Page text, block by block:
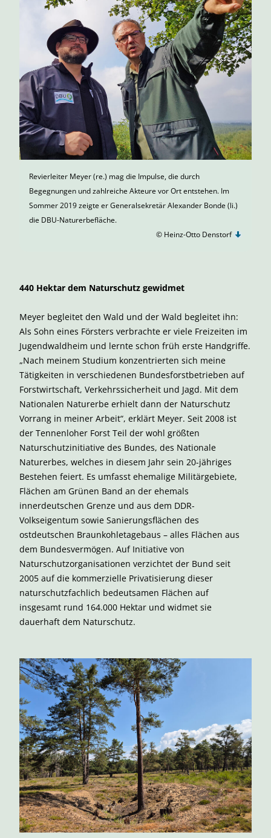
Revierleiter Meyer (re.) mag die Impulse, die durch
Begegnungen und zahlreiche Akteure vor Ort entstehen. Im
Sommer 2019 zeigte er Generalsekretär Alexander Bonde (li.)
die DBU-Naturerbefläche.
© Heinz-Otto Denstorf
440 Hektar dem Naturschutz gewidmet
Meyer begleitet den Wald und der Wald begleitet ihn:
Als Sohn eines Försters verbrachte er viele Freizeiten im
Jugendwaldheim und lernte schon früh erste Handgriffe.
„Nach meinem Studium konzentrierten sich meine
Tätigkeiten in verschiedenen Bundesforstbetrieben auf
Forstwirtschaft, Verkehrssicherheit und Jagd. Mit dem
Nationalen Naturerbe erhielt dann der Naturschutz
Vorrang in meiner Arbeit“, erklärt Meyer. Seit 2008 ist
der Tennenloher Forst Teil der wohl größten
Naturschutzinitiative des Bundes, des Nationale
Naturerbes, welches in diesem Jahr sein 20-jähriges
Bestehen feiert. Es umfasst ehemalige Militärgebiete,
Flächen am Grünen Band an der ehemals
innerdeutschen Grenze und aus dem DDR-
Volkseigentum sowie Sanierungsflächen des
ostdeutschen Braunkohletagebaus – alles Flächen aus
dem Bundesvermögen. Auf Initiative von
Naturschutzorganisationen verzichtet der Bund seit
2005 auf die kommerzielle Privatisierung dieser
naturschutzfachlich bedeutsamen Flächen auf
insgesamt rund 164.000 Hektar und widmet sie
dauerhaft dem Naturschutz.